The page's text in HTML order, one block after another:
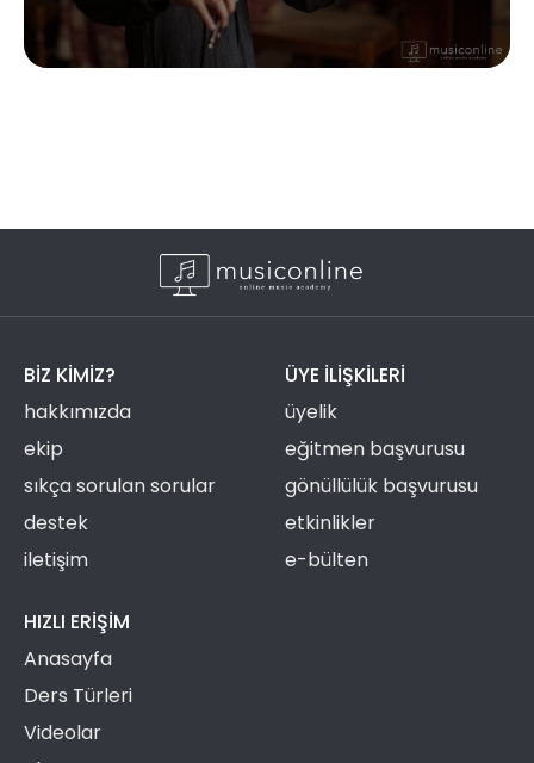
BIZ KIMIZ?
hakkımızda
ekip
sıkça sorulan sorular
destek
iletişim
ÜYE ILIŞKILERI
üyelik
eğitmen başvurusu
gönüllülük başvurusu
etkinlikler
e-bülten
HIZLI ERIŞIM
Anasayfa
Ders Türleri
Videolar